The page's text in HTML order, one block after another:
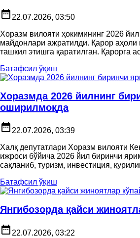
date_range 22.07.2026, 03:50
Хоразм вилояти ҳокимининг 2026
майдонлари ажратилди. Қарор
ташкил этишга қаратилган. Қарорга
Батафсил ўқиш
Хоразмда 2026 йилнинг
оширилмоқда
date_range22.07.2026, 03:39
Халқ депутатлари Хоразм вилояти
ижроси бўйича 2026 йил биринчи
сақланиб, туризм, инвестиция,
Батафсил ўқиш
Янгибозорда қайси
date_range 22.07.2026, 03:22